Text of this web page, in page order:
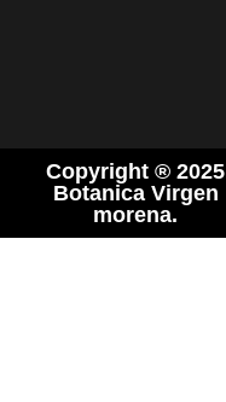
Copyright ® 2025
Botanica Virgen
morena.